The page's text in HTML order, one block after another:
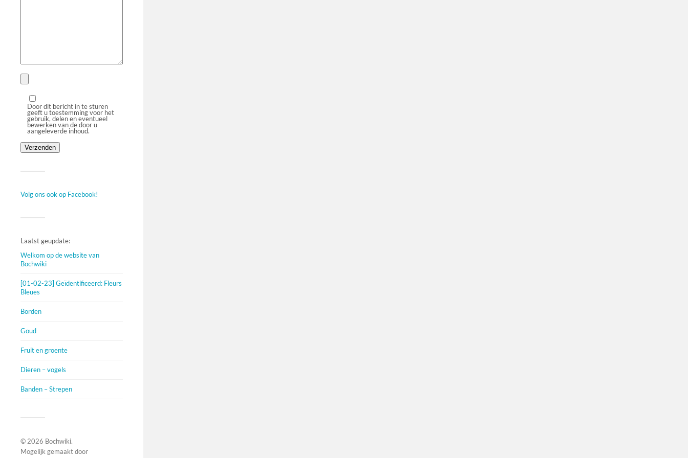
Door dit bericht in te sturen
geeft u toestemming voor het
gebruik, delen en eventueel
bewerken van de door u
aangeleverde inhoud.
Volg ons ook op Facebook!
Laatst geupdate:
Welkom op de website van
Bochwiki
[01-02-23] Geïdentificeerd: Fleurs
Bleues
Borden
Goud
Fruit en groente
Dieren – vogels
Banden – Strepen
© 2026 Bochwiki.
Mogelijk gemaakt door